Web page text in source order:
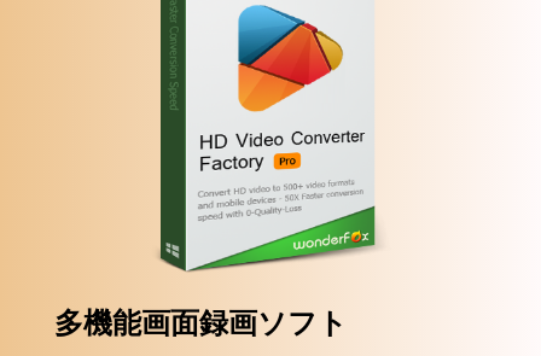
多機能画面録画ソフト